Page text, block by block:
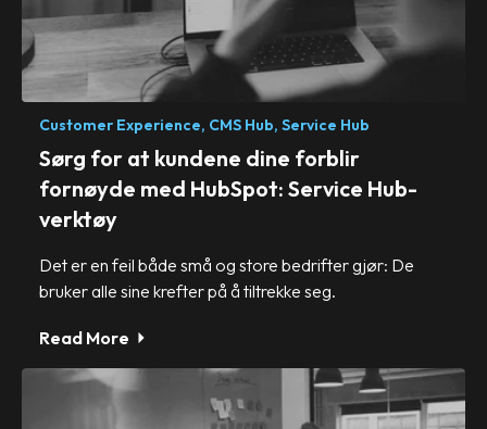
Customer Experience, CMS Hub, Service Hub
Sørg for at kundene dine forblir
fornøyde med HubSpot: Service Hub-
verktøy
Det er en feil både små og store bedrifter gjør: De
bruker alle sine krefter på å tiltrekke seg.
Read More